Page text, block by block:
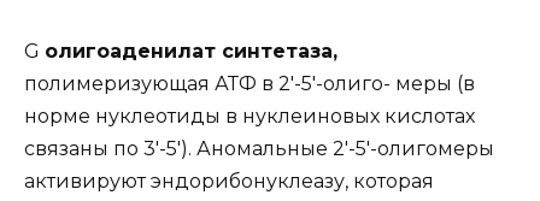
G олигоаденилат синтетаза,
полимеризующая АТФ в 2′-5′-олиго- меры (в
норме нуклеотиды в нуклеиновых кислотах
связаны по 3′-5′). Аномальные 2′-5′-олигомеры
активируют эндорибонуклеазу, которая